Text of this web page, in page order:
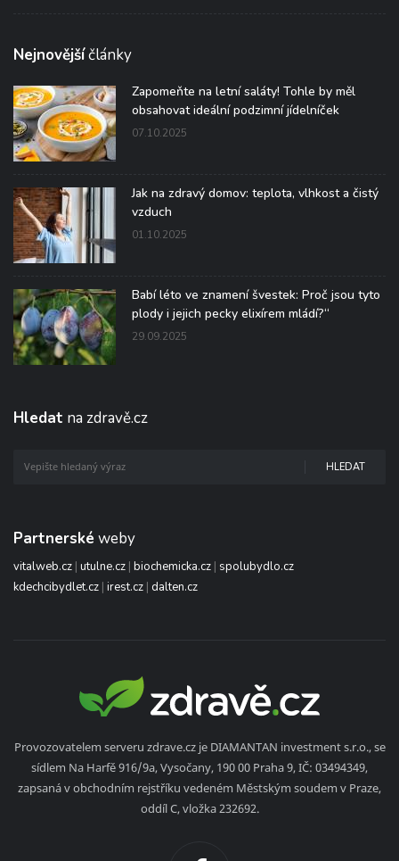
Nejnovějšíčlánky
Zapomeňte na letní saláty! Tohle by měl
obsahovat ideální podzimní jídelníček
07.10.2025
Jak na zdravý domov: teplota, vlhkost a čistý
vzduch
01.10.2025
Babí léto ve znamení švestek: Proč jsou tyto
plody i jejich pecky elixírem mládí?“
29.09.2025
Hledat na zdravě.cz
HLEDAT
Partnerské weby
vitalweb.cz | utulne.cz | biochemicka.cz | spolubydlo.cz
kdechcibydlet.cz | irest.cz | dalten.cz
Provozovatelem serveru zdrave.cz je DIAMANTAN investment s.r.o., se
sídlem Na Harfě 916/9a, Vysočany, 190 00 Praha 9, IČ: 03494349,
zapsaná v obchodním rejstříku vedeném Městským soudem v Praze,
oddíl C, vložka 232692.